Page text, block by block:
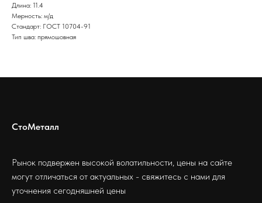
Длина: 11.4
Мерность: м/д
Стандарт: ГОСТ 10704-91
Тип шва: прямошовная
СтоМеталл
Рынок подвержен высокой волатильности, цены на сайте
могут отличаться от актуальных - свяжитесь с нами для
уточнения сегодняшней цены